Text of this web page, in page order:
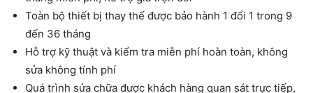
Toàn bộ thiết bị thay thế được bảo hành 1 đổi 1 trong 9
đến 36 tháng
Hỗ trợ kỹ thuật và kiểm tra miễn phí hoàn toàn, không
sửa không tính phí
Quá trình sửa chữa được khách hàng quan sát trực tiếp,